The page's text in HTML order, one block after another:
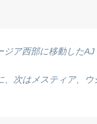
ジア西部に移動したAJ
、次はメスティア、ウ